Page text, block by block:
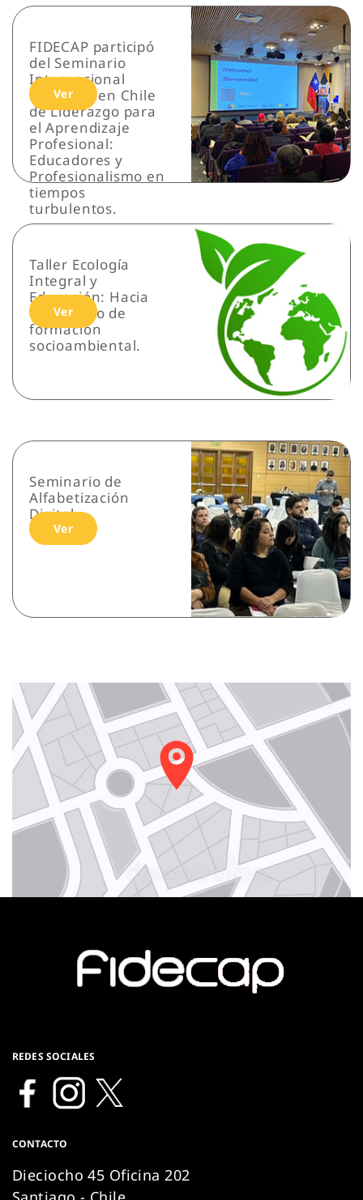
FIDECAP participó
del Seminario
Internacional
realizado en Chile
de Liderazgo para
el Aprendizaje
Profesional:
Educadores y
Profesionalismo en
tiempos
turbulentos.
Ver
Taller Ecología
Integral y
Educación: Hacia
un modelo de
formación
socioambiental.
Ver
Seminario de
Alfabetización
Digital
Ver
REDES SOCIALES
CONTACTO
Dieciocho 45 Oficina 202